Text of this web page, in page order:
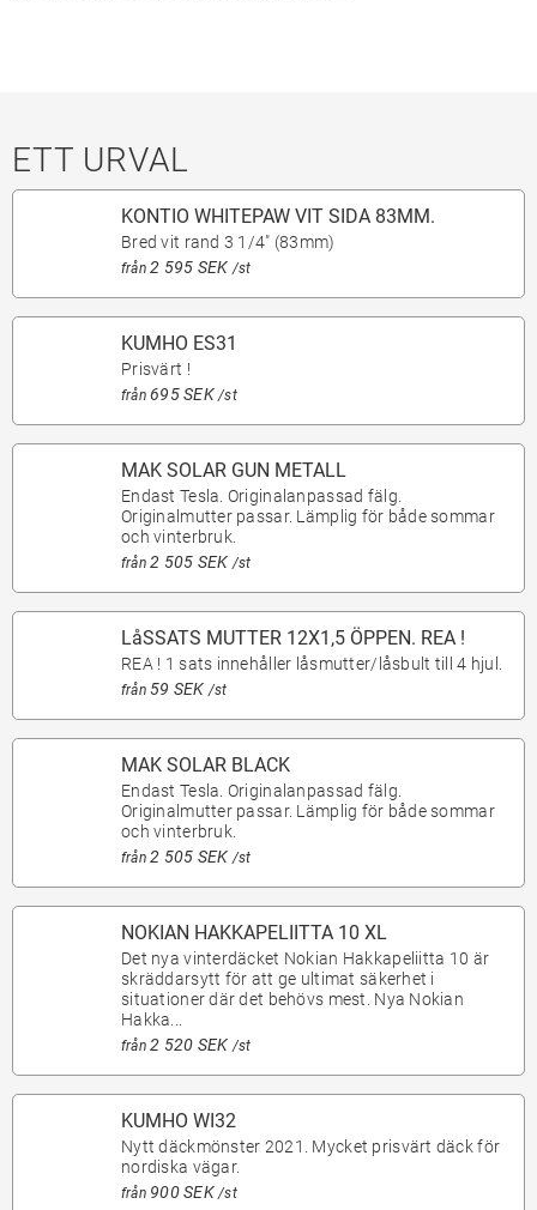
ETT URVAL
KONTIO WHITEPAW VIT SIDA 83MM.
Bred vit rand 3 1/4" (83mm)
från2 595 SEK /st
KUMHO ES31
Prisvärt !
från695 SEK /st
MAK SOLAR GUN METALL
Endast Tesla. Originalanpassad fälg.
Originalmutter passar. Lämplig för både sommar
och vinterbruk.
från2 505 SEK /st
LåSSATS MUTTER 12X1,5 ÖPPEN. REA !
REA ! 1 sats innehåller låsmutter/låsbult till 4 hjul.
från 59 SEK /st
MAK SOLAR BLACK
Endast Tesla. Originalanpassad fälg.
Originalmutter passar. Lämplig för både sommar
och vinterbruk.
från2 505 SEK /st
NOKIAN HAKKAPELIITTA 10 XL
Det nya vinterdäcket Nokian Hakkapeliitta 10 är
skräddarsytt för att ge ultimat säkerhet i
situationer där det behövs mest. Nya Nokian
Hakka...
från2 520 SEK /st
KUMHO WI32
Nytt däckmönster 2021. Mycket prisvärt däck för
nordiska vägar.
från 900 SEK /st